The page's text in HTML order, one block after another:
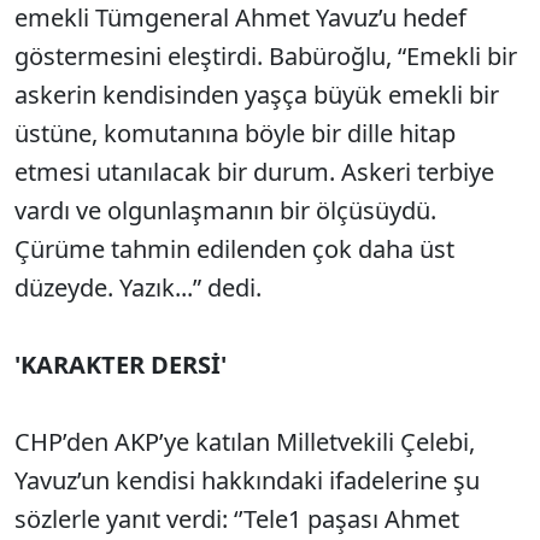
emekli Tümgeneral Ahmet Yavuz’u hedef
göstermesini eleştirdi. Babüroğlu, “Emekli bir
askerin kendisinden yaşça büyük emekli bir
üstüne, komutanına böyle bir dille hitap
etmesi utanılacak bir durum. Askeri terbiye
vardı ve olgunlaşmanın bir ölçüsüydü.
Çürüme tahmin edilenden çok daha üst
düzeyde. Yazık...” dedi.
'KARAKTER DERSİ'
CHP’den AKP’ye katılan Milletvekili Çelebi,
Yavuz’un kendisi hakkındaki ifadelerine şu
sözlerle yanıt verdi: ‘’Tele1 paşası Ahmet